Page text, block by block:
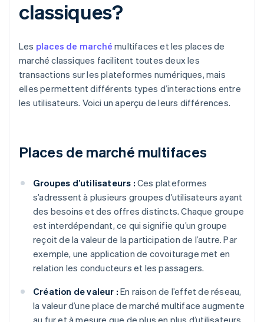
classiques?
Les places de marché multifaces et les places de
marché classiques facilitent toutes deux les
transactions sur les plateformes numériques, mais
elles permettent différents types d’interactions entre
les utilisateurs. Voici un aperçu de leurs différences.
Places de marché multifaces
Groupes d’utilisateurs : Ces plateformes
s’adressent à plusieurs groupes d’utilisateurs ayant
des besoins et des offres distincts. Chaque groupe
est interdépendant, ce qui signifie qu’un groupe
reçoit de la valeur de la participation de l’autre. Par
exemple, une application de covoiturage met en
relation les conducteurs et les passagers.
Création de valeur : En raison de l’effet de réseau,
la valeur d’une place de marché multiface augmente